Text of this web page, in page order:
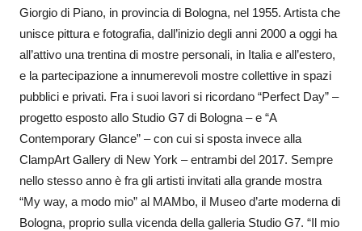
Giorgio di Piano, in provincia di Bologna, nel 1955. Artista che
unisce pittura e fotografia, dall’inizio degli anni 2000 a oggi ha
all’attivo una trentina di mostre personali, in Italia e all’estero,
e la partecipazione a innumerevoli mostre collettive in spazi
pubblici e privati. Fra i suoi lavori si ricordano “Perfect Day” –
progetto esposto allo Studio G7 di Bologna – e “A
Contemporary Glance” – con cui si sposta invece alla
ClampArt Gallery di New York – entrambi del 2017. Sempre
nello stesso anno è fra gli artisti invitati alla grande mostra
“My way, a modo mio” al MAMbo, il Museo d’arte moderna di
Bologna, proprio sulla vicenda della galleria Studio G7. “Il mio